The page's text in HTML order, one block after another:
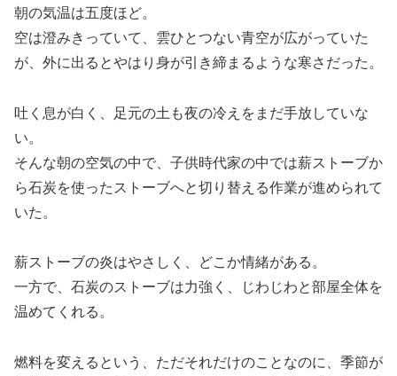
朝の気温は五度ほど。
空は澄みきっていて、雲ひとつない青空が広がっていた
が、外に出るとやはり身が引き締まるような寒さだった。
吐く息が白く、足元の土も夜の冷えをまだ手放していな
い。
そんな朝の空気の中で、子供時代家の中では薪ストーブか
ら石炭を使ったストーブへと切り替える作業が進められて
いた。
薪ストーブの炎はやさしく、どこか情緒がある。
一方で、石炭のストーブは力強く、じわじわと部屋全体を
温めてくれる。
燃料を変えるという、ただそれだけのことなのに、季節が